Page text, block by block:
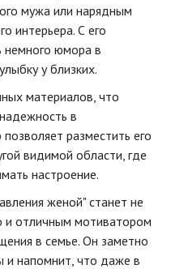
мужа или нарядным
интерьера. С его
юмора в
у близких.
материалов, что
в
разместить его
видимой области, где
настроение.
женой" станет не
и отличным мотиватором
в семье. Он заметно
и напомнит, что даже в